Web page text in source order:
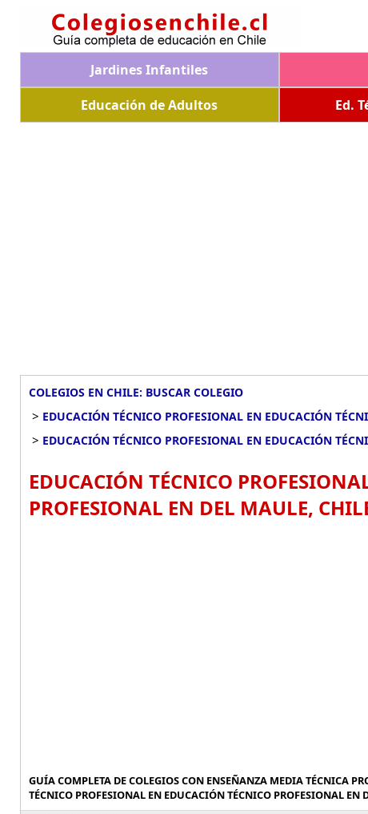
Jardines Infantiles
Educación de Adultos
Ed.
COLEGIOS EN CHILE: BUSCAR COLEGIO
> EDUCACIÓN TÉCNICO PROFESIONAL EN EDUCACIÓN
> EDUCACIÓN TÉCNICO PROFESIONAL EN EDUCACIÓN
EDUCACIÓN TÉCNICO
PROFESIONAL EN DEL MAULE,
GUÍA COMPLETA DE COLEGIOS CON ENSEÑANZA MEDIA TÉCNICA
TÉCNICO PROFESIONAL EN EDUCACIÓN TÉCNICO PROFESIONAL EN